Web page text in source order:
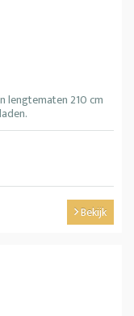
lengtematen 210 cm
Bekijk